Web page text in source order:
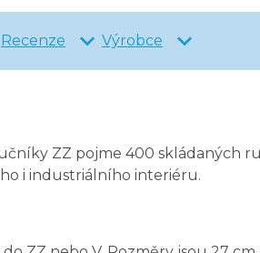
Recenze Výrobce
ZZ pojme 400 skládaných
i industriálního interiéru.